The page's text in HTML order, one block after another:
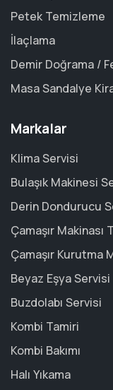
Petek Temizleme
İlaçlama
Demir Doğrama /
Masa Sandalye
Markalar
Klima Servisi
Bulaşık Makinesi
Derin Dondurucu
Çamaşır Makinası
Çamaşır Kurutma
Beyaz Eşya Servisi
Buzdolabı Servisi
Kombi Tamiri
Kombi Bakımı
Halı Yıkama